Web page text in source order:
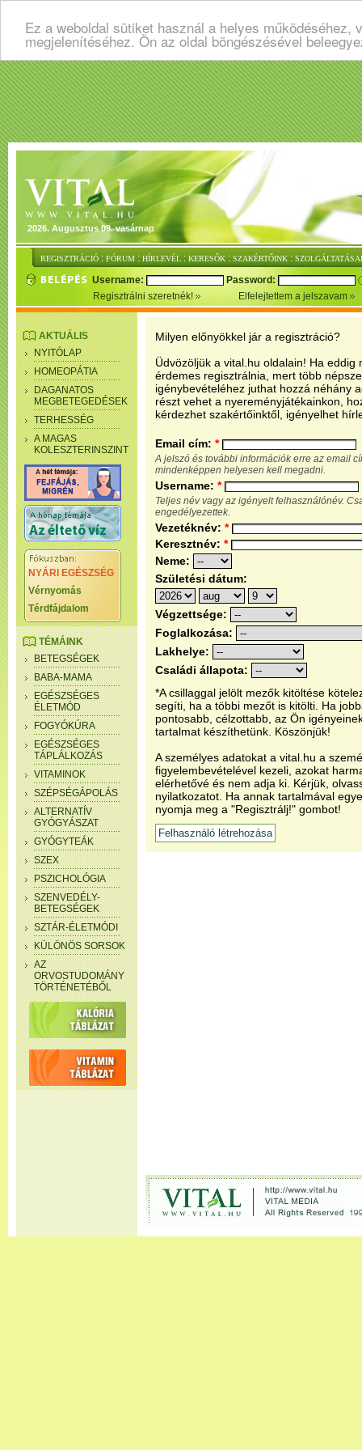
Ez a weboldal sütiket használ a helyes
megjelenítéséhez. Ön az oldal böngészésével
2026. Augusztus 09. vasárnap
REGISZTRÁCIÓ : FÓRUM : HÍRLEVÉL : KERESŐK : SZAKÉRTŐINK :
Username:
Password:
Regisztrálni szeretnék!
Elfelejtettem a jelszavam
AKTUÁLIS
NYITÓLAP
HOMEOPÁTIA
DAGANATOS
MEGBETEGEDÉSEK
TERHESSÉG
A MAGAS
KOLESZTERINSZINT
NYÁRI EGÉSZSÉG
Vérnyomás
Térdfájdalom
TÉMÁINK
BETEGSÉGEK
BABA-MAMA
EGÉSZSÉGES
ÉLETMÓD
FOGYÓKÚRA
EGÉSZSÉGES
TÁPLÁLKOZÁS
VITAMINOK
SZÉPSÉGÁPOLÁS
ALTERNATÍV
GYÓGYÁSZAT
GYÓGYTEÁK
SZEX
PSZICHOLÓGIA
SZENVEDÉLY-
BETEGSÉGEK
SZTÁR-ÉLETMÓDI
KÜLÖNÖS SORSOK
AZ
ORVOSTUDOMÁNY
TÖRTÉNETÉBŐL
Milyen előnyökkel jár a regisztráció?
Üdvözöljük a vital.hu oldalain! Ha eddig
érdemes regisztrálnia, mert több
igénybevételéhez juthat hozzá néhány
részt vehet a nyereményjátékainkon,
kérdezhet szakértőinktől, igényelhet
Email cím: *
A jelszó és további információk erre az email
mindenképpen helyesen kell megadni.
Username: *
Teljes név vagy az igényelt felhasználónév.
engedélyezettek.
Vezetéknév: *
Keresztnév: *
Neme:
Születési dátum:
Végzettsége:
Foglalkozása:
Lakhelye:
Családi állapota:
*A csillaggal jelölt mezők kitöltése
segíti, ha a többi mezőt is kitölti. Ha
pontosabb, célzottabb, az Ön
tartalmat készíthetünk. Köszönjük!
A személyes adatokat a vital.hu a
figyelembevételével kezeli, azokat
elérhetővé és nem adja ki. Kérjük,
nyilatkozatot. Ha annak tartalmával
nyomja meg a "Regisztrálj!" gombot!